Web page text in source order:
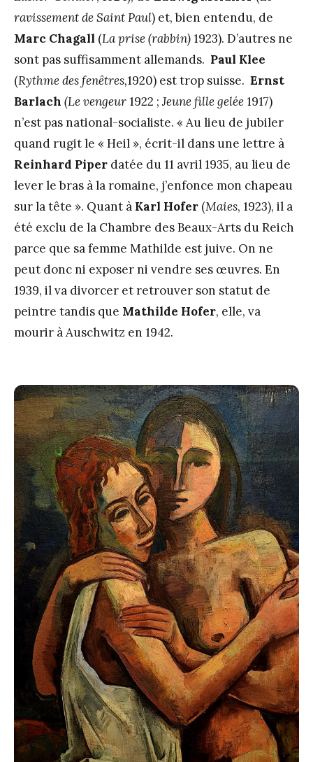
ravissement de Saint Paul) et, bien entendu, de
Marc Chagall (La prise (rabbin)1923). D’autres ne
sont pas suffisamment allemands. Paul Klee
(Rythme des fenêtres,1920) est trop suisse. Ernst
Barlach (Le vengeur1922 ;Jeune fille gelée1917)
n’est pas national-socialiste. « Au lieu de jubiler
quand rugit le « Heil », écrit-il dans une lettre à
Reinhard Piper datée du 11 avril 1935, au lieu de
lever le bras à la romaine, j’enfonce mon chapeau
sur la tête ». Quant à Karl Hofer (Maies, 1923), il a
été exclu de la Chambre des Beaux-Arts du Reich
parce que sa femme Mathilde est juive. On ne
peut donc ni exposer ni vendre ses œuvres. En
1939, il va divorcer et retrouver son statut de
peintre tandis que Mathilde Hofer, elle, va
mourir à Auschwitz en 1942.